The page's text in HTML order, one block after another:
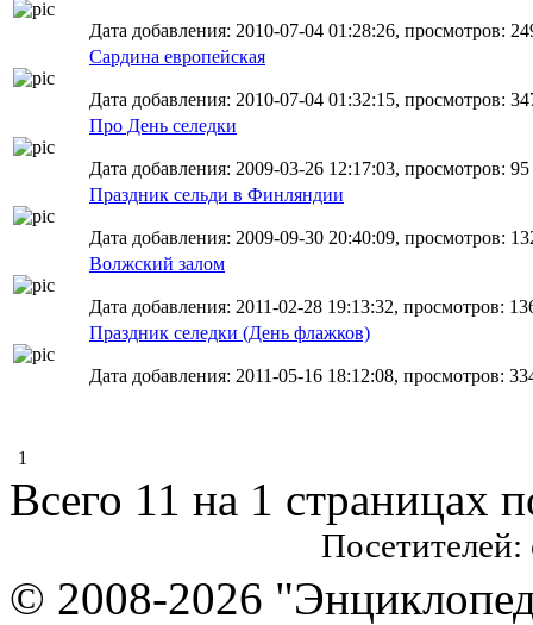
Дата добавления: 2010-07-04 01:28:26, просмотров:
Сардина европейская
Дата добавления: 2010-07-04 01:32:15, просмотров:
Про День селедки
Дата добавления: 2009-03-26 12:17:03, просмотров: 95
Праздник сельди в Финляндии
Дата добавления: 2009-09-30 20:40:09, просмотров:
Волжский залом
Дата добавления: 2011-02-28 19:13:32, просмотров:
Праздник селедки (День флажков)
Дата добавления: 2011-05-16 18:12:08, просмотров:
1
Всего 11 на 1 страницах
Посетителей:
© 2008-2026